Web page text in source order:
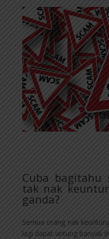
Cuba bagitahu
tak nak
ganda?
Semua orang nak
lagi dapat untung banyak